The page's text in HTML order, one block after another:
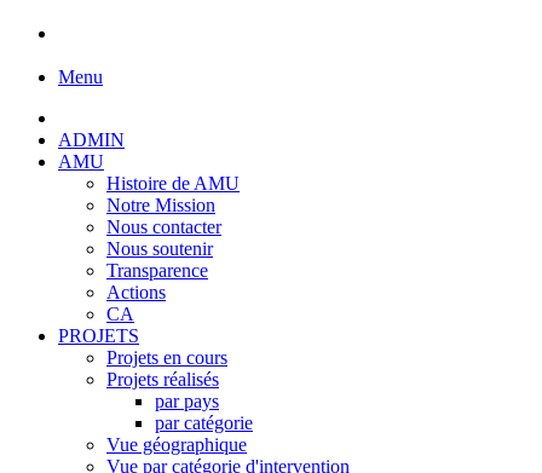
Menu
ADMIN
AMU
Histoire de AMU
Notre Mission
Nous contacter
Nous soutenir
Transparence
Actions
CA
PROJETS
Projets en cours
Projets réalisés
par pays
par catégorie
Vue géographique
Vue par catégorie d'intervention